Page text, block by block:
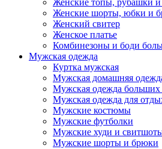
Женские топы, рубашки и
Женские шорты, юбки и
Женский свитер
Женское платье
Комбинезоны и боди
Мужская одежда
Куртка мужская
Мужская домашняя
Мужская одежда больших
Мужская одежда для
Мужские костюмы
Мужские футболки
Мужские худи и
Мужские шорты и брюки